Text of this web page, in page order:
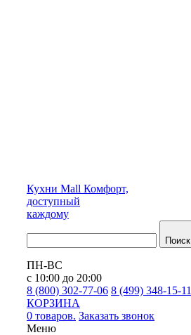
Кухни Mall Комфорт,
доступный
каждому
Поиск
ПН-ВС
с 10:00 до 20:00
8 (800) 302-77-06 8 (499) 348-15-11
КОРЗИНА
0 товаров. Заказать звонок
Меню